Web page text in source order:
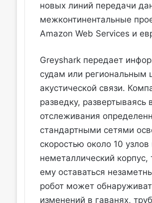
новых линий передачи
межконтинентальные
Amazon Web Services и
Greyshark передает
судам или региональным
акустической связи.
разведку, развертываясь
отслеживания
стандартными сетями
скоростью около 10
неметаллический корпус,
ему оставаться
робот может
изменений в гаванях,